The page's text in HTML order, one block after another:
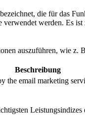
die für das
werden. Es
auszuführen, wie z.
Beschreibung
the email marketing